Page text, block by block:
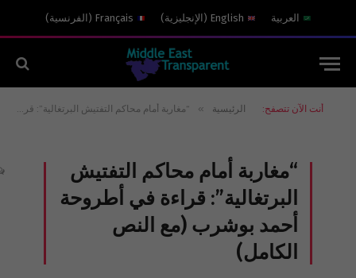
العربية English
( الإنجليزية)
Français
( الفرنسية)
أنت الآن تتصفح: الرئيسية » “مغاربة أمام محاكم التفتيش البرتغالية”: قراءة في أطروحة أحمد بوشرب (مع النص الكامل)
“مغاربة أمام محاكم التفتيش
البرتغالية”: قراءة في أطروحة
أحمد بوشرب (مع النص
الكامل)